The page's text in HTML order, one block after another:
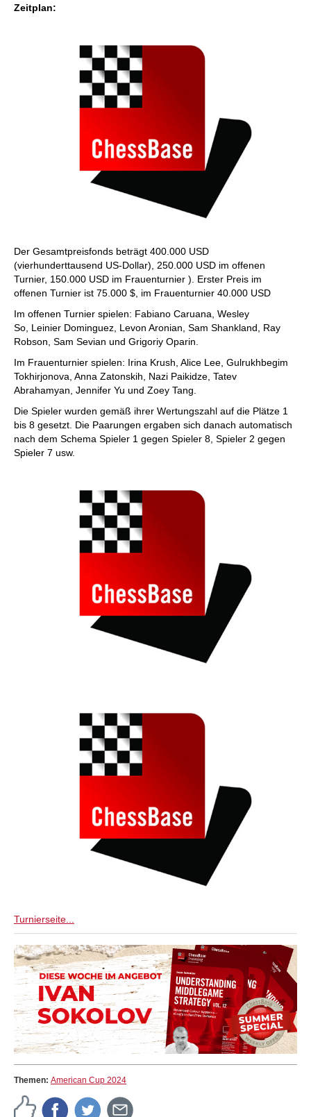
Zeitplan:
Der Gesamtpreisfonds beträgt 400.000 USD
(vierhunderttausend US-Dollar), 250.000 USD im offenen
Turnier, 150.000 USD im Frauenturnier ). Erster Preis im
offenen Turnier ist 75.000 $, im Frauenturnier 40.000 USD
Im offenen Turnier spielen: Fabiano Caruana, Wesley
So, Leinier Dominguez, Levon Aronian, Sam Shankland, Ray
Robson, Sam Sevian und Grigoriy Oparin.
Im Frauenturnier spielen: Irina Krush, Alice Lee, Gulrukhbegim
Tokhirjonova, Anna Zatonskih, Nazi Paikidze, Tatev
Abrahamyan, Jennifer Yu und Zoey Tang.
Die Spieler wurden gemäß ihrer Wertungszahl auf die Plätze 1
bis 8 gesetzt. Die Paarungen ergaben sich danach automatisch
nach dem Schema Spieler 1 gegen Spieler 8, Spieler 2 gegen
Spieler 7 usw.
Turnierseite...
Themen: American Cup 2024